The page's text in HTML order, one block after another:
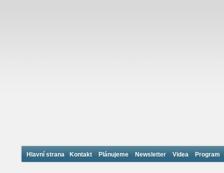
Hlavní strana Kontakt Plánujeme Newsletter Videa Program